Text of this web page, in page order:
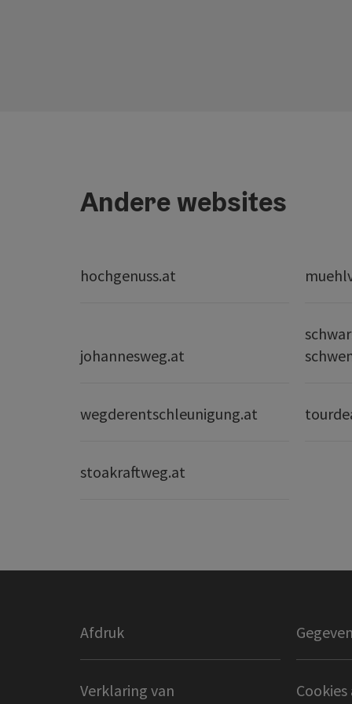
Andere websites
hochgenuss.at
johannesweg.at
wegderentschleunigung.at
stoakraftweg.at
Afdruk
Verklaring van